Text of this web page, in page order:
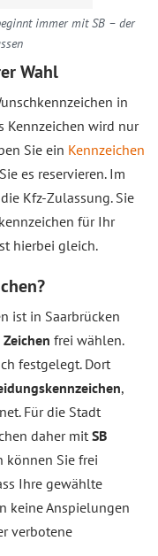
immer mit SB – der
Wahl
in
Kennzeichen wird nur
Sie ein Kennzeichen
es reservieren. Im
Kfz-Zulassung. Sie
für Ihr
hierbei gleich.
ist in Saarbrücken
frei wählen.
festgelegt. Dort
,
Für die Stadt
daher mit SB
können Sie frei
Ihre gewählte
keine Anspielungen
verbotene